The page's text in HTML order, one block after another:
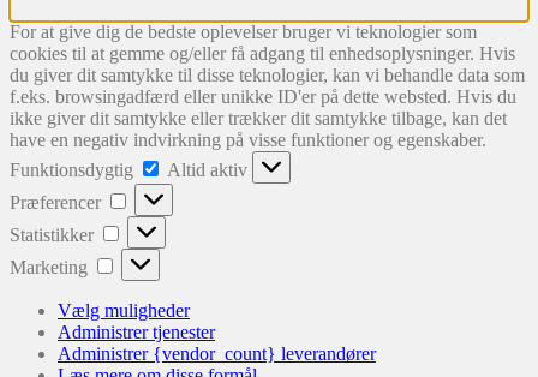
For at give dig de bedste oplevelser bruger vi teknologier som
cookies til at gemme og/eller få adgang til enhedsoplysninger. Hvis
du giver dit samtykke til disse teknologier, kan vi behandle data som
f.eks. browsingadfærd eller unikke ID'er på dette websted. Hvis du
ikke giver dit samtykke eller trækker dit samtykke tilbage, kan det
have en negativ indvirkning på visse funktioner og egenskaber.
Funktionsdygtig
Funktionsdygtig
Altid aktiv
Præferencer
Præferencer
Statistikker Statistikker
Marketing Marketing
Vælg muligheder
Administrer tjenester
Administrer {vendor_count} leverandører